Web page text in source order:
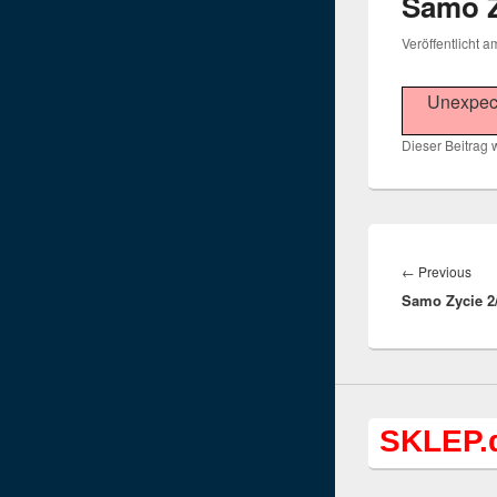
Veröffentlicht
Dieser Beitrag
← Previous
Samo Zycie